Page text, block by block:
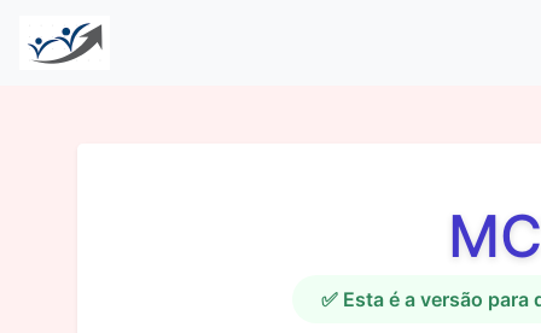
✅ Esta é a versão